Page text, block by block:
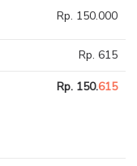
Rp. 150.000
Rp. 615
Rp. 150.615